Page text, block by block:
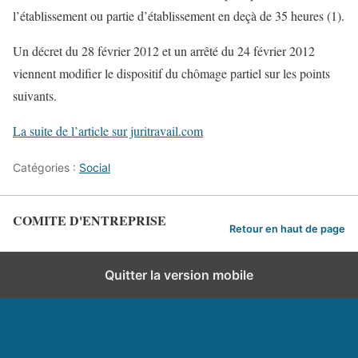
l’établissement ou partie d’établissement en deçà de 35 heures (1).
Un décret du 28 février 2012 et un arrêté du 24 février 2012
viennent modifier le dispositif du chômage partiel sur les points
suivants.
La suite de l’article sur juritravail.com
Catégories : Social
COMITE D'ENTREPRISE Retour en haut de page
Quitter la version mobile